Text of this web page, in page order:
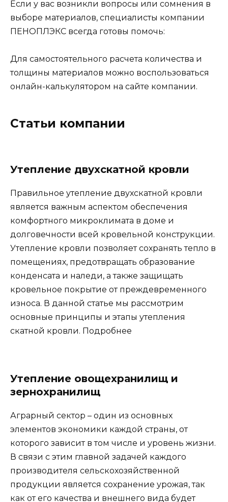
Если у вас возникли вопросы или сомнения в
выборе материалов, специалисты компании
ПЕНОПЛЭКС всегда готовы помочь:
Для самостоятельного расчета количества и
толщины материалов можно воспользоваться
онлайн-калькулятором на сайте компании.
Статьи компании
Утепление двухскатной кровли
Правильное утепление двухскатной кровли
является важным аспектом обеспечения
комфортного микроклимата в доме и
долговечности всей кровельной конструкции.
Утепление кровли позволяет сохранять тепло в
помещениях, предотвращать образование
конденсата и наледи, а также защищать
кровельное покрытие от преждевременного
износа. В данной статье мы рассмотрим
основные принципы и этапы утепления
скатной кровли. Подробнее
Утепление овощехранилищ и
зернохранилищ
Аграрный сектор – один из основных
элементов экономики каждой страны, от
которого зависит в том числе и уровень жизни.
В связи с этим главной задачей каждого
производителя сельскохозяйственной
продукции является сохранение урожая, так
как от его качества и внешнего вида будет